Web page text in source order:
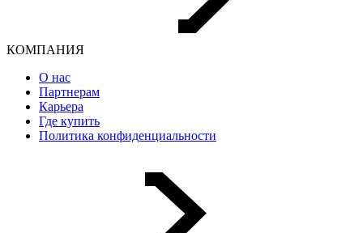
КОМПАНИЯ
О нас
Партнерам
Карьера
Где купить
Политика конфиденциальности